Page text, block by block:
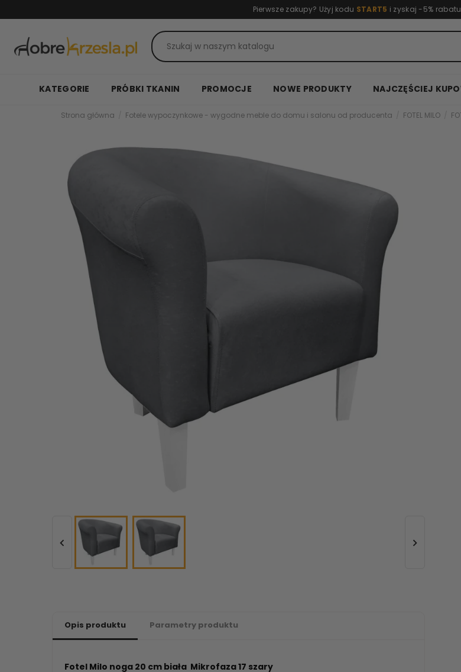
Pierwsze zakupy? Użyj kodu START5 i zyskaj -5%
KATEGORIE PRÓBKI TKANIN PROMOCJE NOWE PRODUKTY NAJCZĘŚCIEJ
Strona główna Fotele wypoczynkowe - wygodne meble do domu i salonu od producenta FOTEL MILO
 
Opis produktu Parametry produktu
Fotel Milo noga 20 cm biała Mikrofaza 17 szary